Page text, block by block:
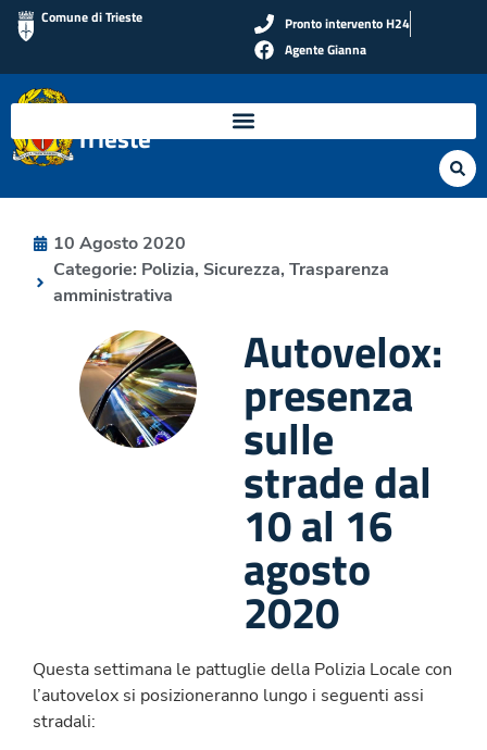
Comune di Trieste
Pronto intervento H24
Agente Gianna
Polizia Locale di
Trieste
10 Agosto 2020
Categorie: Polizia, Sicurezza, Trasparenza
amministrativa
Autovelox:
presenza
sulle
strade dal
10 al 16
agosto
2020
Questa settimana le pattuglie della Polizia Locale con
l’autovelox si posizioneranno lungo i seguenti assi
stradali: